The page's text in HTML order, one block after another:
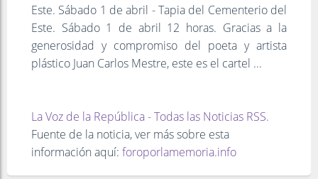
Este. Sábado 1 de abril - Tapia del Cementerio del
Este. Sábado 1 de abril 12 horas. Gracias a la
generosidad y compromiso del poeta y artista
plástico Juan Carlos Mestre, este es el cartel ...
La Voz de la República - Todas las Noticias RSS.
Fuente de la noticia, ver más sobre esta
información aquí: foroporlamemoria.info